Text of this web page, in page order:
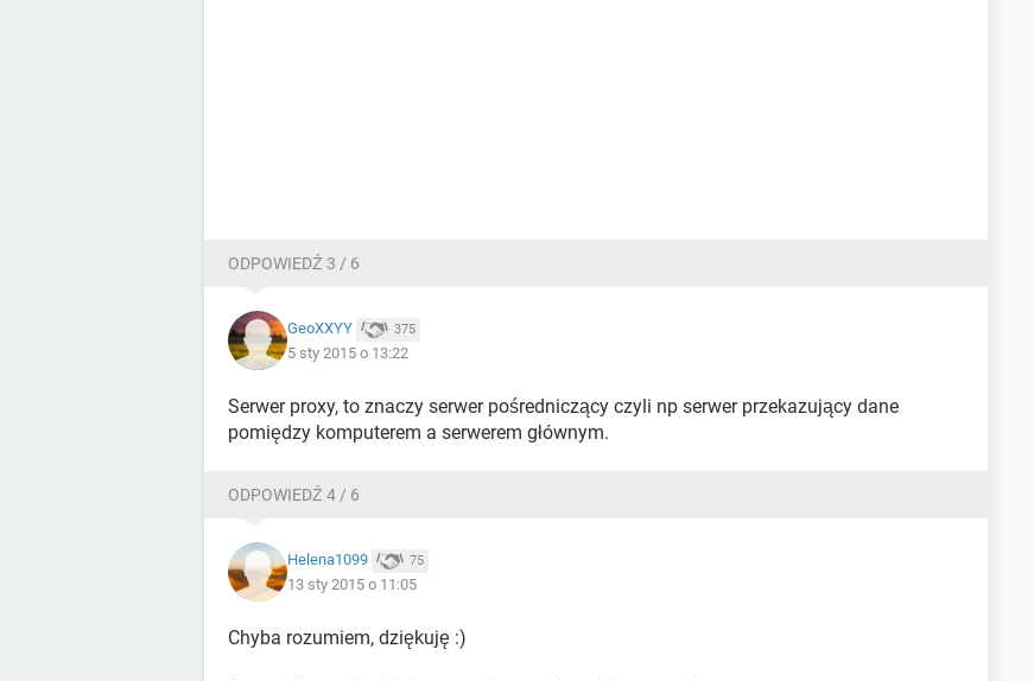
ODPOWIEDŹ 3 / 6
GeoXXYY 375
5 sty 2015 o 13:22
Serwer proxy, to znaczy serwer pośredniczący czyli np serwer przekazujący dane
pomiędzy komputerem a serwerem głównym.
ODPOWIEDŹ 4 / 6
Helena1099 75
13 sty 2015 o 11:05
Chyba rozumiem, dziękuję :)